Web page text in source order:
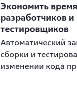
Экономить время
разработчиков и
тестировщиков
Автоматический
сборки и
изменении кода